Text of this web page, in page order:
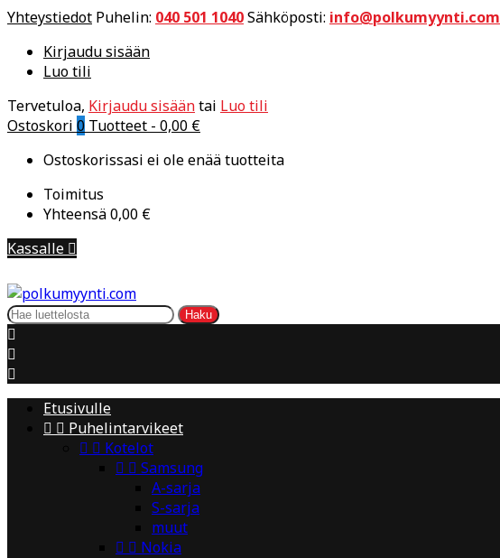
Yhteystiedot Puhelin: 040 501 1040Sähköposti: info@polkumyynti.com
Kirjaudu sisään
Luo tili
Tervetuloa, Kirjaudu sisääntai Luo tili
Ostoskori 0 Tuotteet - 0,00 €
Ostoskorissasi ei ole enää tuotteita
Toimitus
Yhteensä0,00 €
Kassalle 
Haku



Etusivulle
  Puhelintarvikeet
  Kotelot
  Samsung
A-sarja
S-sarja
muut
  Nokia